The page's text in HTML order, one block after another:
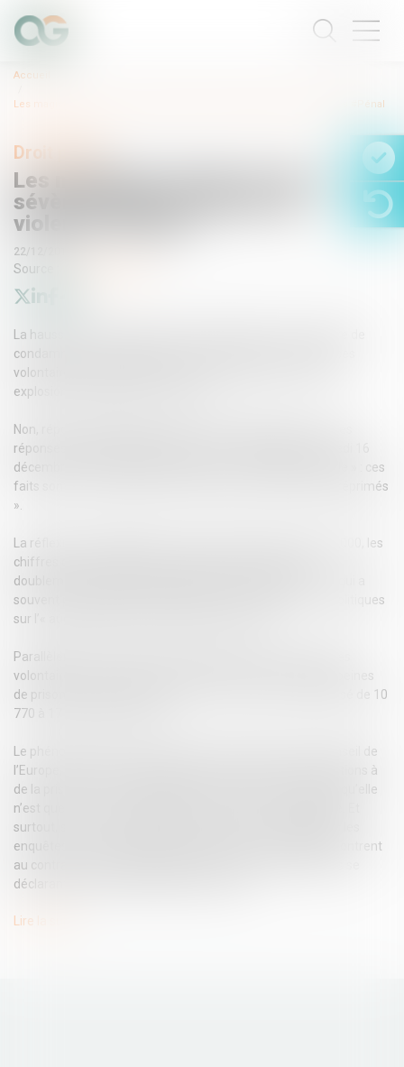
Accueil
Les magistrats de plus en plus sévères dans les affaires de violences #Pénal
Droit pénal
Les magistrats de plus en plus
sévères dans les affaires de
violences #Pénal
22/12/2015
Source :
La hausse est spectaculaire. Entre 2000 et 2012, le nombre de
condamnations à des peines de prison ferme pour violences
volontaires a augmenté de 62 %. Cela témoigne-t-il d’une
explosion des violences en France ?
Non, répond l’Observatoire national de la délinquance et des
réponses pénales (ONDRP), dans une note publiée mercredi 16
décembre. L’Observatoire évoque une « évolution sociétale » : ces
faits sont en fait « plus souvent reportés, et plus souvent réprimés
».
La réflexion de l’ONDRP part d’un constat simple. Depuis 2000, les
chiffres de la police et de la gendarmerie montrent un
doublement des plaintes pour des faits de violences – ce qui a
souvent provoqué des développements médiatiques et politiques
sur l’« augmentation de la violence en France ».
Parallèlement, le nombre de condamnations pour violences
volontaires a augmenté de plus de 25 %, et le nombre de peines
de prison ferme prononcées pour ces faits est même passé de 10
770 à 17 320 (+62 %, donc).
Le phénomène est très français. Selon les chiffres du Conseil de
l’Europe, la part des violences dans le total des condamnations à
de la prison ferme a atteint 28 % en France en 2013, alors qu’elle
n’est que de 13,2 % en Allemagne, ou de 5,7 % en Espagne. Et
surtout, sur la même période, les enquêtes de l’Insee, puis les
enquêtes de victimation menées par l’Insee et l’ONDRP, montrent
au contraire une stabilité globale du nombre de personnes se
déclarant victimes de violences en France...
Lire la suite